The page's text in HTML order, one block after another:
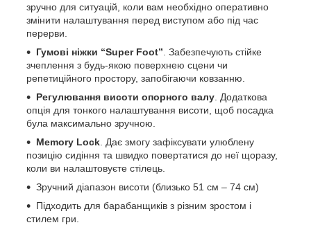
зручно для ситуацій, коли вам необхідно оперативно
змінити налаштування перед виступом або під час
перерви.
Гумові ніжки “Super Foot” . Забезпечують стійке
зчеплення з будь-якою поверхнею сцени чи
репетиційного простору, запобігаючи ковзанню.
Регулювання висоти опорного валу . Додаткова
опція для тонкого налаштування висоти, щоб посадка
була максимально зручною.
Memory Lock . Дає змогу зафіксувати улюблену
позицію сидіння та швидко повертатися до неї щоразу,
коли ви налаштовуєте стілець.
Зручний діапазон висоти (близько 51 см – 74 см)
Підходить для барабанщиків з різним зростом і
стилем гри.